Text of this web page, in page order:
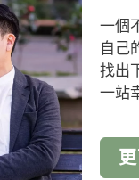
一個
自己
找出
一站